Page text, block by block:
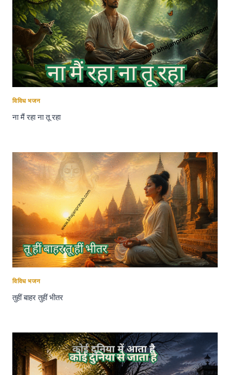
विविध भजन
ना मैं रहा ना तू रहा
विविध भजन
तुहीं बाहर तुहीं भीतर